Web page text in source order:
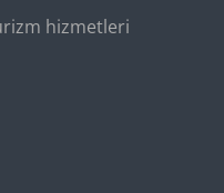
hizmetleri